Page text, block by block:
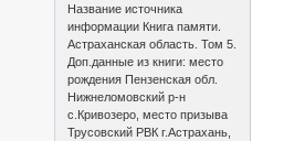
Название источника
информации Книга памяти.
Астраханская область. Том 5.
Доп.данные из книги: место
рождения Пензенская обл.
Нижнеломовский р-н
с.Кривозеро, место призыва
Трусовский РВК г.Астрахань,